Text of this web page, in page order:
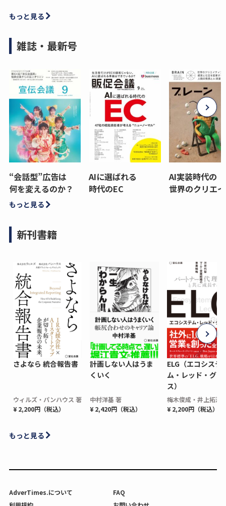
もっと見る
雑誌・最新号
“会話型”広告は
何を変えるのか？
AIに選ばれる
時代のEC
AI実装時代の
世界のクリエ
もっと見る
新刊書籍
さよなら 統合報告書
ウィルズ・パンハウス 著
¥ 2,200円（税込）
計画しない人はうま
くいく
中村洋基 著
¥ 2,420円（税込）
ELG（エコシステ
ム・レッド・グロ
ス）
梅木俊成・井上拓海
¥ 2,200円（税込）
もっと見る
AdverTimes.について
FAQ